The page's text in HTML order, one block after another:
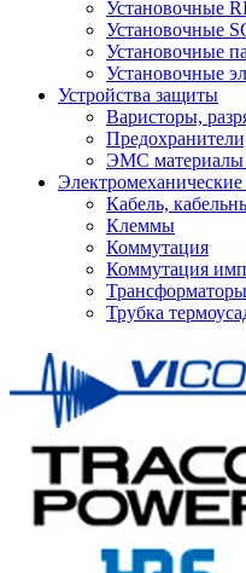
Установочные
Установочные
Установочные
Установочные
Устройства защиты
Варисторы,
ЭМС материалы
Кабель,
Клеммы
Коммутация
Коммутация
Трубка